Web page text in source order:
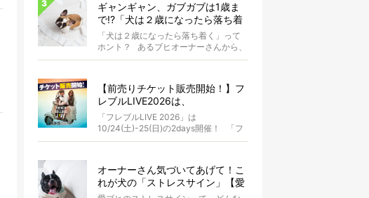
ギャンギャン、ガブガブは1歳ま
で!?「犬は２歳になったら落ち着
く」という都市伝説は本当？
「犬は２歳になったら落ち着く」って
ホント？ あるブヒオーナーさんから、
こんな質問がありました。...
【前売りチケット販売開始！】フ
レブルLIVE2026は、
10/24(土)-25(日)開催！フレブル
だらけのキャンプ・前夜祭・バス
プランも新登場!?
「フレブルLIVE 2026」は
10/24(土)-25(日)の2days開催！ 「フ
レブルLIV...
オーナーさん気づいてあげて！こ
れが犬の「ストレスサイン」【愛
ブヒの本音を知ろう】